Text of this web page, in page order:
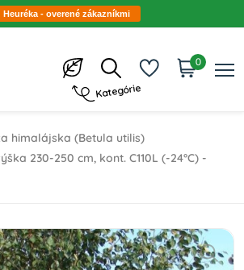
Heuréka - overené zákazníkmi
Kategórie
0
himalájska (Betula utilis)
230-250 cm, kont. C110L (-24°C) -